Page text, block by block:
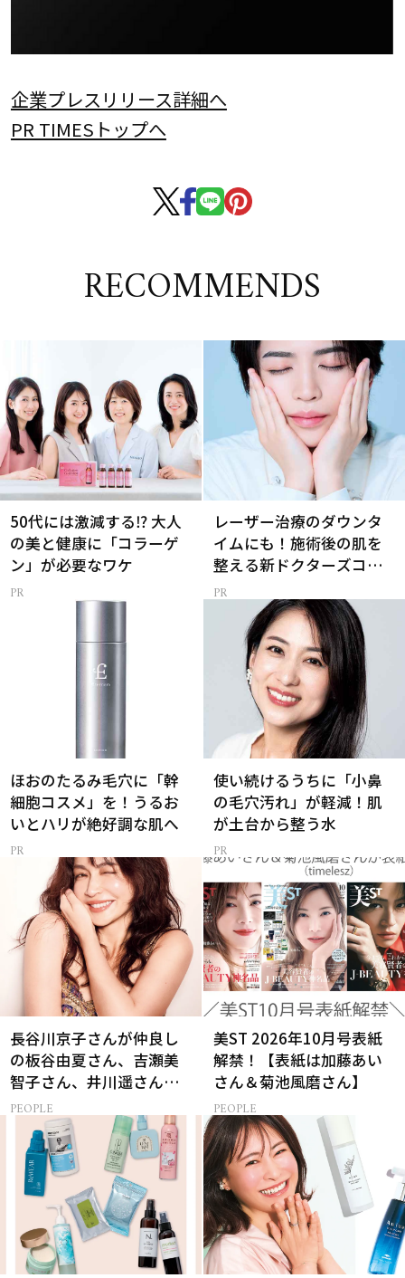
企業プレスリリース詳細へ
PR TIMESトップへ
RECOMMENDS
50代には激減する⁉ 大人
の美と健康に「コラーゲ
ン」が必要なワケ
レーザー治療のダウンタ
イムにも！施術後の肌を
整える新ドクターズコス
メ
ほおのたるみ毛穴に「幹
細胞コスメ」を！うるお
いとハリが絶好調な肌へ
使い続けるうちに「小鼻
の毛穴汚れ」が軽減！肌
が土台から整う水
長谷川京子さんが仲良し
の板谷由夏さん、吉瀬美
智子さん、井川遥さんと
集まる理由は…
PEOPLE
美ST 2026年10月号表紙
解禁！【表紙は加藤あい
さん＆菊池風磨さん】
PEOPLE